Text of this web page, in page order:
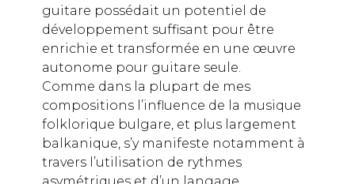
guitare possédait un potentiel de
développement suffisant pour être
enrichie et transformée en une œuvre
autonome pour guitare seule.
Comme dans la plupart de mes
compositions l’influence de la musique
folklorique bulgare, et plus largement
balkanique, s’y manifeste notamment à
travers l’utilisation de rythmes
asymétriques et d’un langage